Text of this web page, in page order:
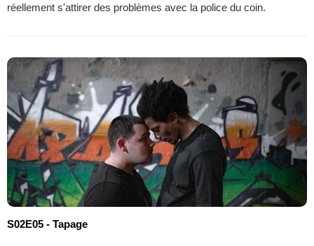
réellement s'attirer des problèmes avec la police du coin.
S02E05 - Tapage